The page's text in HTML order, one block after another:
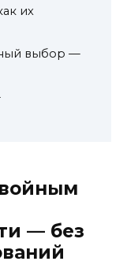
их
выбор —
— без